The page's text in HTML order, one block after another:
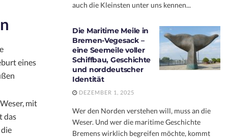
eines
mit
das
auch die Kleinsten unter uns kennen...
Die Maritime Meile in
Bremen-Vegesack –
eine Seemeile voller
Schiffbau, Geschichte
und norddeutscher
Identität
DEZEMBER 1, 2025
Wer den Norden verstehen will, muss an die
Weser. Und wer die maritime Geschichte
Bremens wirklich begreifen möchte, kommt